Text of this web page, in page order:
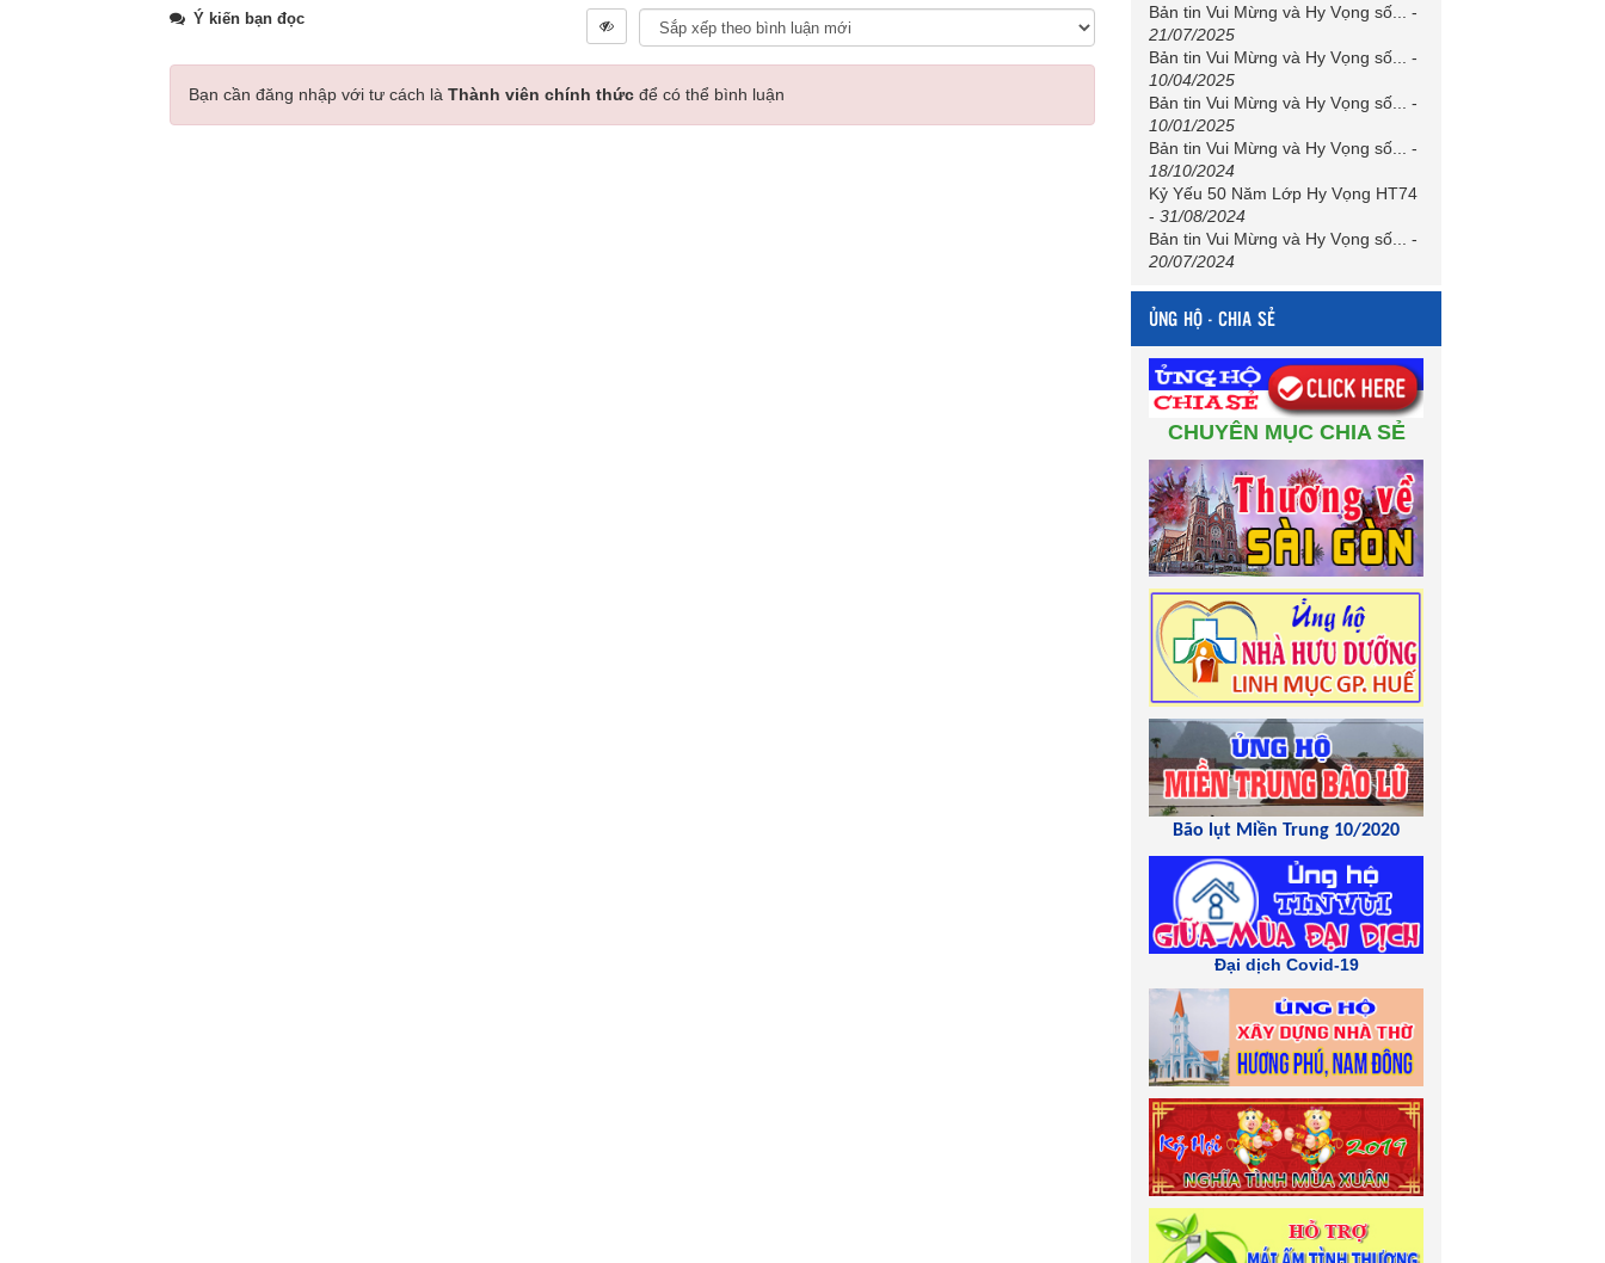
Ý kiến bạn đọc
Bạn cần đăng nhập với tư cách là Thành viên chính thức để có thể bình luận
Bản tin Vui Mừng và Hy Vọng số...
-
21/07/2025
Bản tin Vui Mừng và Hy Vọng số...
-
10/04/2025
Bản tin Vui Mừng và Hy Vọng số...
-
10/01/2025
Bản tin Vui Mừng và Hy Vọng số...
-
18/10/2024
Kỷ Yếu 50 Năm Lớp Hy Vọng HT74
- 31/08/2024
Bản tin Vui Mừng và Hy Vọng số...
-
20/07/2024
ỦNG HỘ - CHIA SẺ
CHUYÊN MỤC CHIA SẺ
Bão lụt Miền Trung 10/2020
Đại dịch Covid-19